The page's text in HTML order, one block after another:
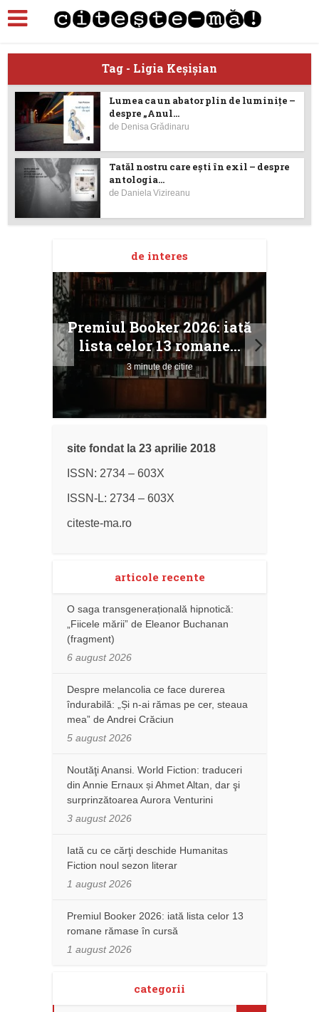
Tag - Ligia Keşişian
Lumea ca un abator plin de luminițe –
despre „Anul...
de Denisa Grădinaru
Tatăl nostru care ești în exil – despre
antologia...
de Daniela Vizireanu
de interes
Premiul Booker 2026: iată
lista celor 13 romane...
3 minute de citire
site fondat la 23 aprilie 2018
ISSN: 2734 – 603X
ISSN-L: 2734 – 603X
citeste-ma.ro
articole recente
O saga transgenerațională hipnotică:
„Fiicele mării” de Eleanor Buchanan
(fragment)
6 august 2026
Despre melancolia ce face durerea
îndurabilă: „Și n-ai rămas pe cer, steaua
mea” de Andrei Crăciun
5 august 2026
Noutăţi Anansi. World Fiction: traduceri
din Annie Ernaux și Ahmet Altan, dar şi
surprinzătoarea Aurora Venturini
3 august 2026
Iată cu ce cărţi deschide Humanitas
Fiction noul sezon literar
1 august 2026
Premiul Booker 2026: iată lista celor 13
romane rămase în cursă
1 august 2026
categorii